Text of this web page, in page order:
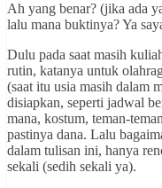
Ah yang benar? (jika ada
lalu mana buktinya? Ya
Dulu pada saat masih
rutin, katanya untuk
(saat itu usia masih dalam
disiapkan, seperti jadwal
mana, kostum, teman-
pastinya dana. Lalu
dalam tulisan ini, hanya
sekali (sedih sekali ya).